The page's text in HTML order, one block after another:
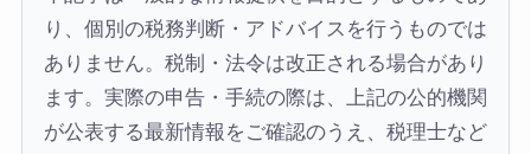
り、個別の税務判断・アドバイスを行うものでは
ありません。税制・法令は改正される場合があり
ます。実際の申告・手続の際は、上記の公的機関
が公表する最新情報をご確認のうえ、税理士など